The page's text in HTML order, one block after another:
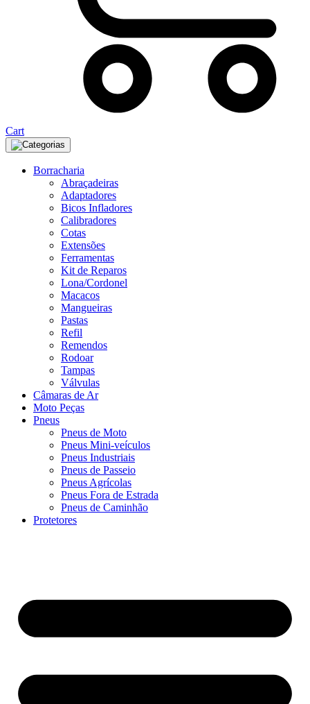
Cart
Categorias
Borracharia
Abraçadeiras
Adaptadores
Bicos Infladores
Calibradores
Cotas
Extensões
Ferramentas
Kit de Reparos
Lona/Cordonel
Macacos
Mangueiras
Pastas
Refil
Remendos
Rodoar
Tampas
Válvulas
Câmaras de Ar
Moto Peças
Pneus
Pneus de Moto
Pneus Mini-veículos
Pneus Industriais
Pneus de Passeio
Pneus Agrícolas
Pneus Fora de Estrada
Pneus de Caminhão
Protetores